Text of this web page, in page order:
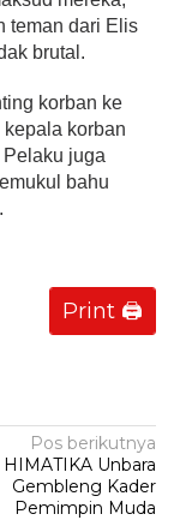
teman dari Elis
brutal.
korban ke
kepala korban
juga
bahu
Print 🖨
Pos berikutnya
HIMATIKA Unbara
Gembleng Kader
Pemimpin Muda